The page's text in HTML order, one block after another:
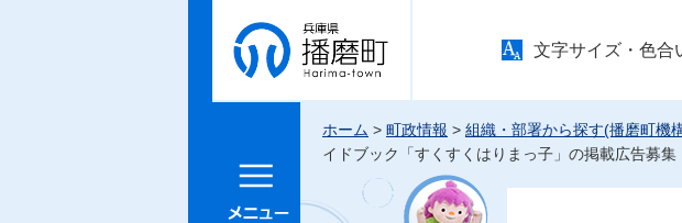
兵庫県 播
磨町
文字サイズ・色合
メニュー
ホーム > 町政情報 > 組織・部署から探す(播磨町機
イドブック「すくすくはりまっ子」の掲載広告募集